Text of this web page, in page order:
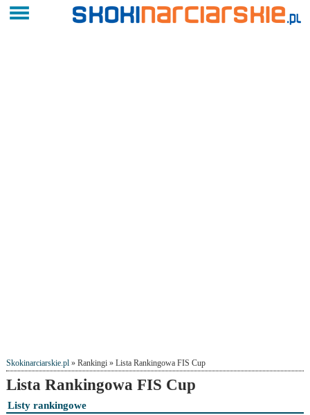
Skokinarciarskie.pl» Rankingi » Lista Rankingowa FIS Cup
Lista Rankingowa FIS Cup
Listy rankingowe